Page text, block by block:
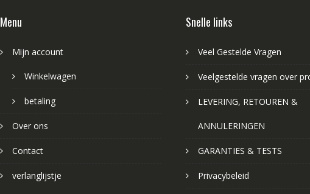
Menu
Mijn account
Winkelwagen
betaling
Over ons
Contact
verlanglijstje
Snelle links
Veel Gestelde Vragen
Veelgestelde vragen over
LEVERING, RETOUREN &
ANNULERINGEN
GARANTIES & TESTS
Privacybeleid